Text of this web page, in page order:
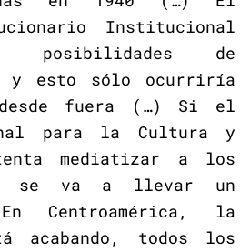
Institucional
posibilidades de
y esto sólo ocurriría
fuera (…) Si el
para la Cultura y
mediatizar a los
se va a llevar un
Centroamérica, la
acabando, todos los